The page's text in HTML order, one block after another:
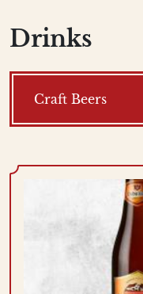
Drinks
Craft Beers